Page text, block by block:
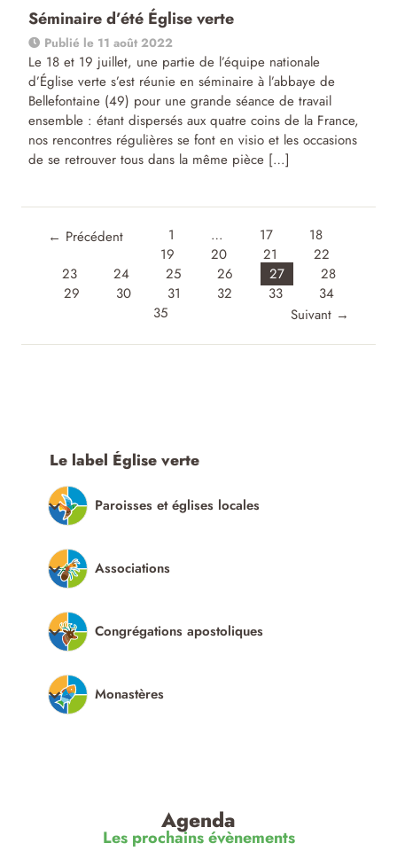
Le label Église verte
Paroisses et églises locales
Associations
Congrégations apostoliques
Monastères
Agenda
Les prochains évènements
Séminaire d’été Église verte
Publié le 11 août 2022
Le 18 et 19 juillet, une partie de l’équipe nationale
d’Église verte s’est réunie en séminaire à l’abbaye de
Bellefontaine (49) pour une grande séance de travail
ensemble : étant dispersés aux quatre coins de la France,
nos rencontres régulières se font en visio et les occasions
de se retrouver tous dans la même pièce […]
← Précédent 1 … 17
18
19
20 21
22
23
24 25 26 27
28
29
30 31 32 33
34
35
Suivant →